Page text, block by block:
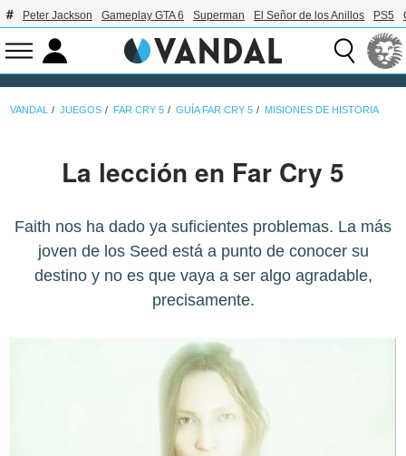
Peter Jackson Gameplay GTA 6 Superman El Señor de los Anillos PS5
VANDAL JUEGOS FAR CRY 5 GUÍA FAR CRY 5 MISIONES DE HISTORIA
La lección en Far Cry 5
Faith nos ha dado ya suficientes problemas. La más
joven de los Seed está a punto de conocer su
destino y no es que vaya a ser algo agradable,
precisamente.